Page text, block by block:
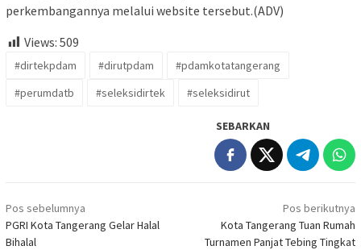
perkembangannya melalui website tersebut.(ADV)
Views: 509
#dirtekpdam #dirutpdam
#pdamkotatangerang
#perumdatb
#seleksidirtek #seleksidirut
SEBARKAN
Navigasi
pos
Pos sebelumnya
PGRI Kota Tangerang Gelar Halal
Bihalal
Pos berikutnya
Kota Tangerang Tuan Rumah
Turnamen Panjat Tebing Tingkat